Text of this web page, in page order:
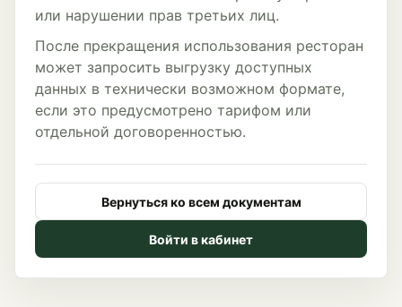
или нарушении прав третьих лиц.
После прекращения использования ресторан
может запросить выгрузку доступных
данных в технически возможном формате,
если это предусмотрено тарифом или
отдельной договоренностью.
Вернуться ко всем документам
Войти в кабинет